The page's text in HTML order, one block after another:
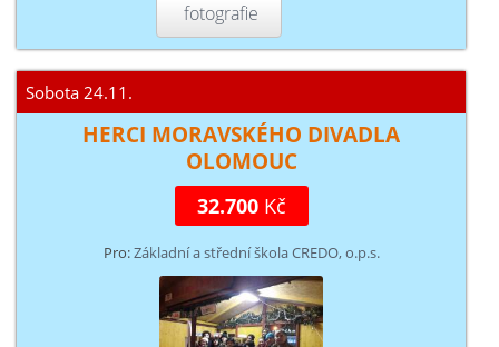
fotografie
Sobota 24.11.
HERCI MORAVSKÉHO DIVADLA
OLOMOUC
32.700Kč
Pro:Základní a střední škola CREDO, o.p.s.